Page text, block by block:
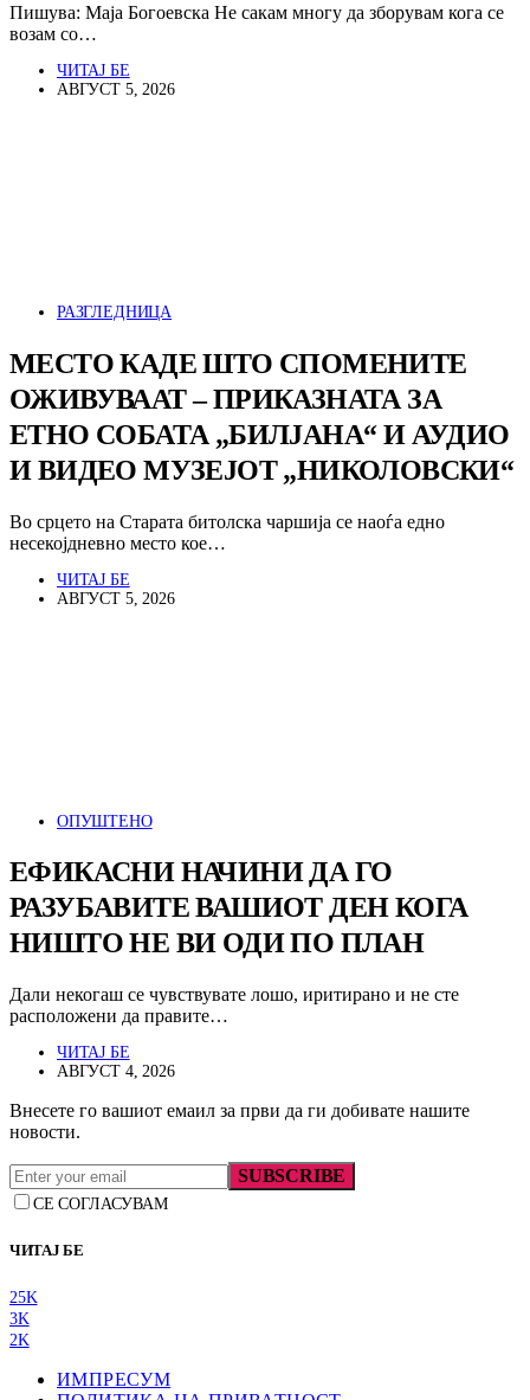
Пишува: Маја Богоевска Не сакам многу да зборувам кога се
возам со…
ЧИТАЈ БЕ
АВГУСТ 5, 2026
РАЗГЛЕДНИЦА
МЕСТО КАДЕ ШТО СПОМЕНИТЕ
ОЖИВУВААТ – ПРИКАЗНАТА ЗА
ЕТНО СОБАТА „БИЛЈАНА“ И АУДИО
И ВИДЕО МУЗЕЈОТ „НИКОЛОВСКИ“
Во срцето на Старата битолска чаршија се наоѓа едно
несекојдневно место кое…
ЧИТАЈ БЕ
АВГУСТ 5, 2026
ОПУШТЕНО
ЕФИКАСНИ НАЧИНИ ДА ГО
РАЗУБАВИТЕ ВАШИОТ ДЕН КОГА
НИШТО НЕ ВИ ОДИ ПО ПЛАН
Дали некогаш се чувствувате лошо, иритирано и не сте
расположени да правите…
ЧИТАЈ БЕ
АВГУСТ 4, 2026
Внесете го вашиот емаил за први да ги добивате нашите
новости.
SUBSCRIBE
СЕ СОГЛАСУВАМ
ЧИТАЈ БЕ
25K
3K
2K
ИМПРЕСУМ